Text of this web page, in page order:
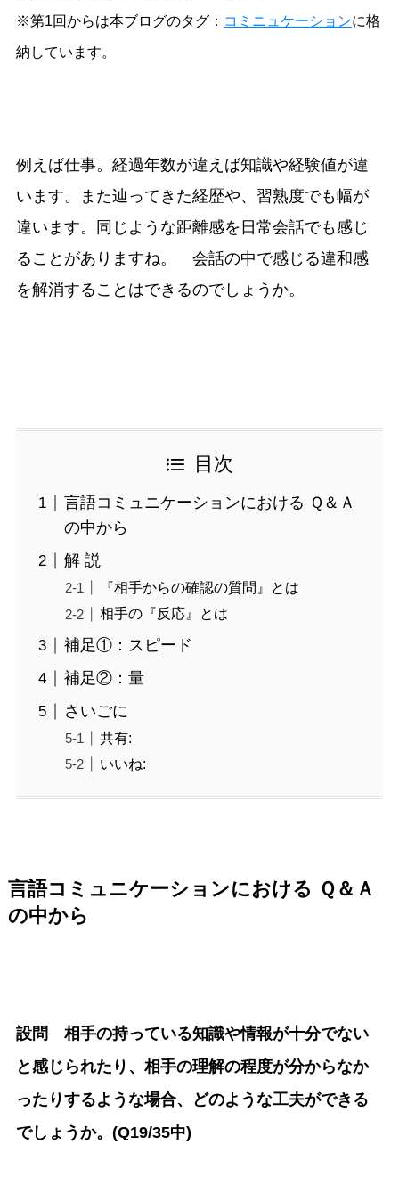
※第1回からは本ブログのタグ： コミニュケーションに格
納しています。
例えば仕事。経過年数が違えば知識や経験値が違
います。また辿ってきた経歴や、習熟度でも幅が
違います。同じような距離感を日常会話でも感じ
ることがありますね。 会話の中で感じる違和感
を解消することはできるのでしょうか。
目次
言語コミュニケーションにおける Ｑ＆Ａ
の中から
解 説
『相手からの確認の質問』とは
相手の『反応』とは
補足①：スピード
補足②：量
さいごに
共有:
いいね:
言語コミュニケーションにおける Ｑ＆Ａ
の中から
設問 相手の持っている知識や情報が十分でない
と感じられたり、相手の理解の程度が分からなか
ったりするような場合、どのような工夫ができる
でしょうか。(Q19/35中)